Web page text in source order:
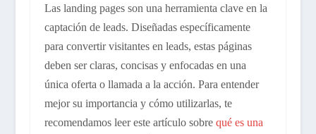
Las landing pages son una herramienta clave en la
captación de leads. Diseñadas específicamente
para convertir visitantes en leads, estas páginas
deben ser claras, concisas y enfocadas en una
única oferta o llamada a la acción. Para entender
mejor su importancia y cómo utilizarlas, te
recomendamos leer este artículo sobre qué es una